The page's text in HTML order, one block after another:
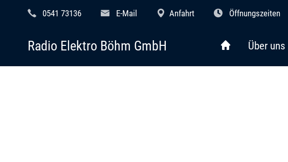
0541 73136 E-Mail Anfahrt Öffnungszeiten
Über uns
Radio Elektro Böhm GmbH